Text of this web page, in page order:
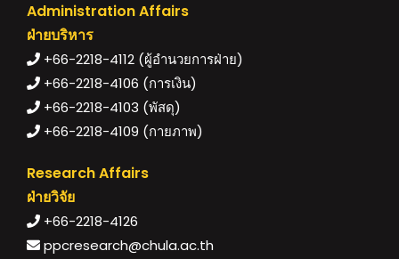
Administration Affairs
ฝ่ายบริหาร
+66-2218-4112 (ผู้อำนวยการฝ่าย)
+66-2218-4106 (การเงิน)
+66-2218-4103 (พัสดุ)
+66-2218-4109 (กายภาพ)
Research Affairs
ฝ่ายวิจัย
+66-2218-4126
ppcresearch@chula.ac.th